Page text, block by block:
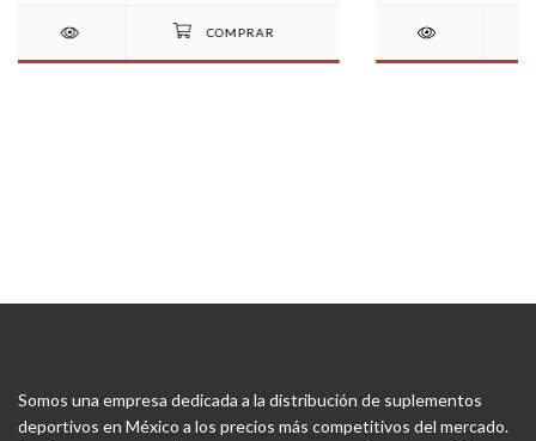
Somos una empresa dedicada a la distribución de suplementos
deportivos en México a los precios más competitivos del mercado.